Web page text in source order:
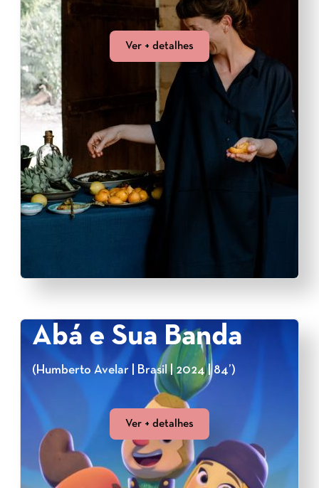
Ver + detalhes
Abá e Sua Banda
(Humberto Avelar | Brasil | 2024 | 84’)
Ver + detalhes